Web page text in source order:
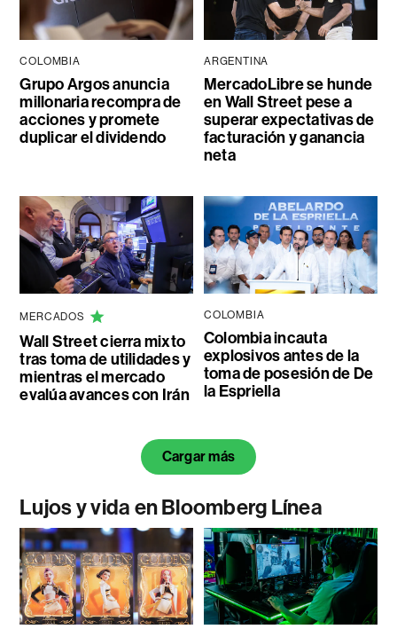
COLOMBIA
Grupo Argos anuncia
millonaria recompra de
acciones y promete
duplicar el dividendo
ARGENTINA
MercadoLibre se hunde
en Wall Street pese a
superar expectativas de
facturación y ganancia
neta
MERCADOS
Wall Street cierra mixto
tras toma de utilidades y
mientras el mercado
evalúa avances con Irán
COLOMBIA
Colombia incauta
explosivos antes de la
toma de posesión de De
la Espriella
Cargar más
Lujos y vida en Bloomberg Línea